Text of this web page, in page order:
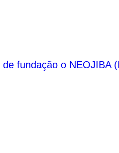
fundação o NEOJIBA